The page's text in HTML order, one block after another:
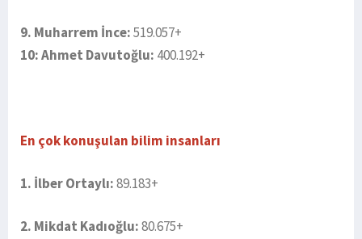
9. Muharrem İnce:519.057+
10: Ahmet Davutoğlu: 400.192+
En çok konuşulan bilim insanları
1. İlber Ortaylı:89.183+
2. Mikdat Kadıoğlu:80.675+